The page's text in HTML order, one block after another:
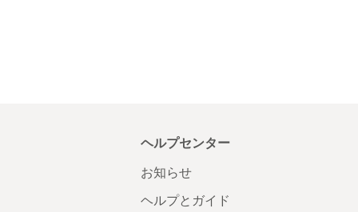
ヘルプセンター
お知らせ
ヘルプとガイド